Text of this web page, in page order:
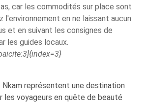
car les commodités sur place sont
l'environnement en ne laissant aucun
et en suivant les consignes de
les guides locaux.
Nkam représentent une destination
les voyageurs en quête de beauté